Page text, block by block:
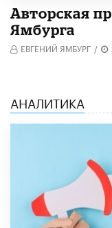
Авторская
Ямбурга
ЕВГЕНИЙ ЯМБУРГ /
АНАЛИТИКА